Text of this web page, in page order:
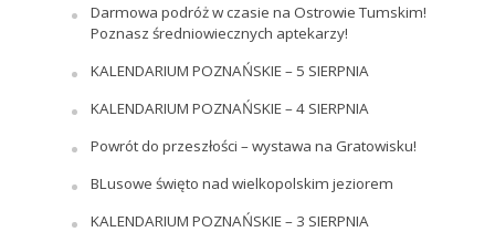
Darmowa podróż w czasie na Ostrowie Tumskim!
Poznasz średniowiecznych aptekarzy!
KALENDARIUM POZNAŃSKIE – 5 SIERPNIA
KALENDARIUM POZNAŃSKIE – 4 SIERPNIA
Powrót do przeszłości – wystawa na Gratowisku!
BLusowe święto nad wielkopolskim jeziorem
KALENDARIUM POZNAŃSKIE – 3 SIERPNIA